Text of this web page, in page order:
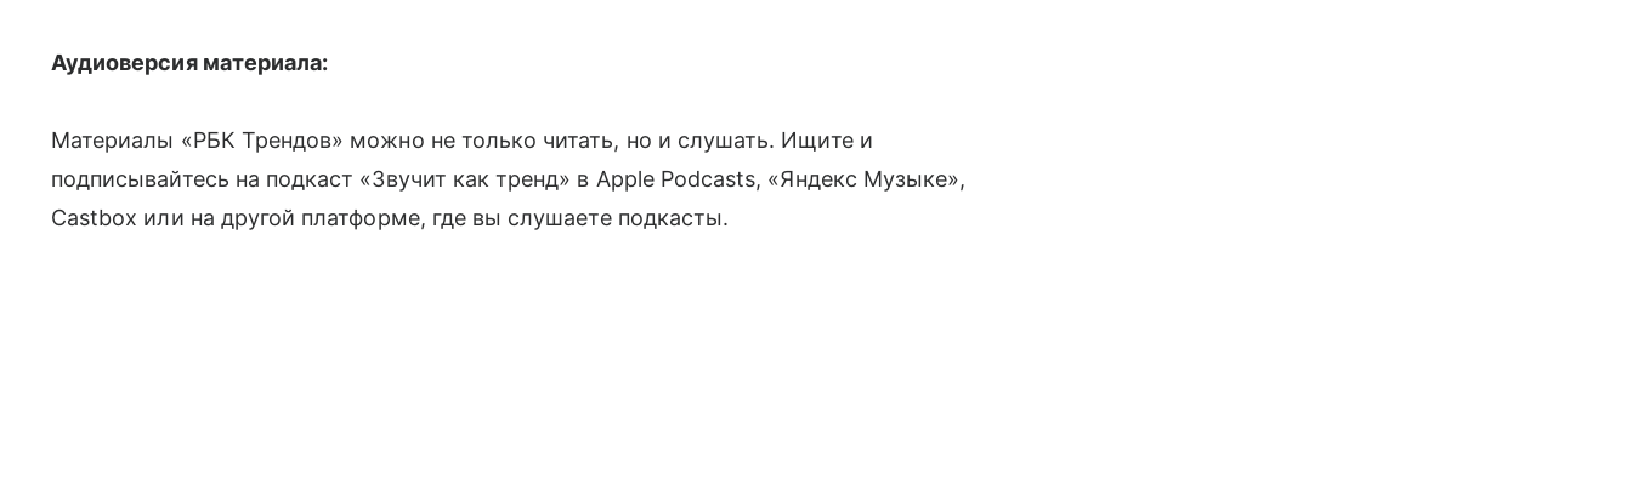
Аудиоверсия материала:
Материалы «РБК Трендов» можно не только читать, но и слушать. Ищите и
подписывайтесь на подкаст «Звучит как тренд» в Apple Podcasts, «Яндекс Музыке»,
Castbox или на другой платформе, где вы слушаете подкасты.